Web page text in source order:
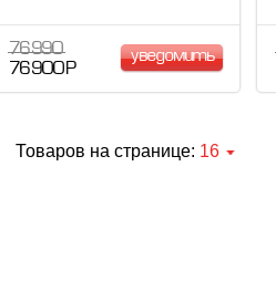
76 990
76 900 Р
уведомить
Товаров на странице: 16